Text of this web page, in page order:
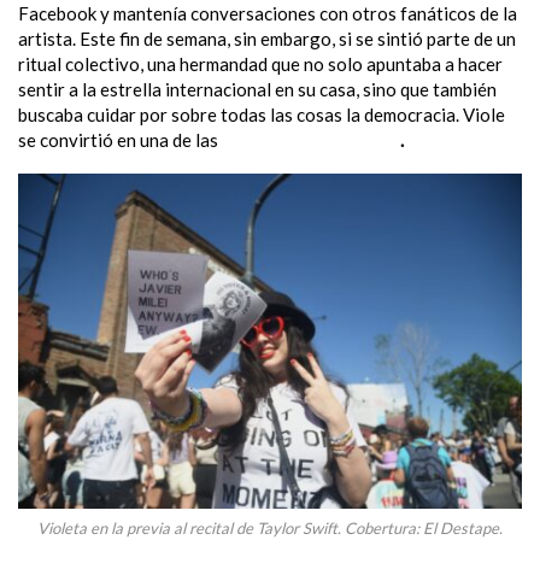
Facebook y mantenía conversaciones con otros fanáticos de la
artista. Este fin de semana, sin embargo, si se sintió parte de un
ritual colectivo, una hermandad que no solo apuntaba a hacer
sentir a la estrella internacional en su casa, sino que también
buscaba cuidar por sobre todas las cosas la democracia. Viole
se convirtió en una de las
.
Violeta en la previa al recital de Taylor Swift. Cobertura: El Destape.